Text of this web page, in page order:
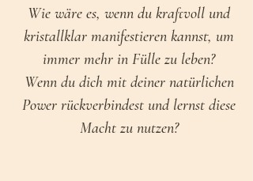
Wie wäre es, wenn du kraftvoll und
kristallklar manifestieren kannst, um
immer mehr in Fülle zu leben?
Wenn du dich mit deiner natürlichen
Power rückverbindest und lernst diese
Macht zu nutzen?